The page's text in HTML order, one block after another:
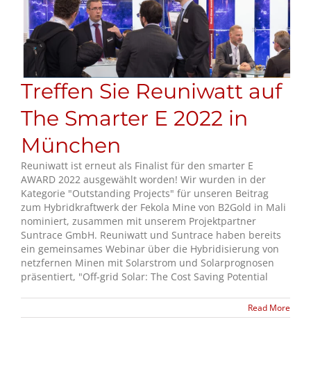
Treffen Sie Reuniwatt auf
The Smarter E 2022 in
München
Reuniwatt ist erneut als Finalist für den smarter E
AWARD 2022 ausgewählt worden! Wir wurden in der
Kategorie "Outstanding Projects" für unseren Beitrag
zum Hybridkraftwerk der Fekola Mine von B2Gold in Mali
nominiert, zusammen mit unserem Projektpartner
Suntrace GmbH. Reuniwatt und Suntrace haben bereits
ein gemeinsames Webinar über die Hybridisierung von
netzfernen Minen mit Solarstrom und Solarprognosen
präsentiert, "Off-grid Solar: The Cost Saving Potential
Read More